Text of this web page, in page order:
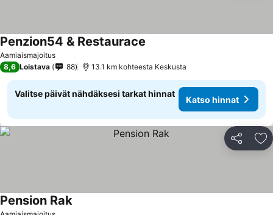
Aamiaismajoitus
Penzion54 & Restaurace
8,6 Loistava 88 13.1 km kohteesta Keskusta
Valitse päivät nähdäksesi tarkat hinnat
Katso hinnat
Jaa
Pension Rak